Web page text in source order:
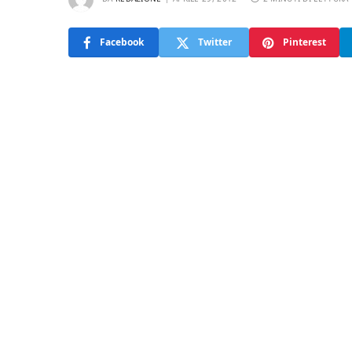
Facebook Twitter Pinterest